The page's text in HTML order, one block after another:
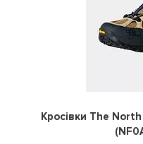
Кросівки The